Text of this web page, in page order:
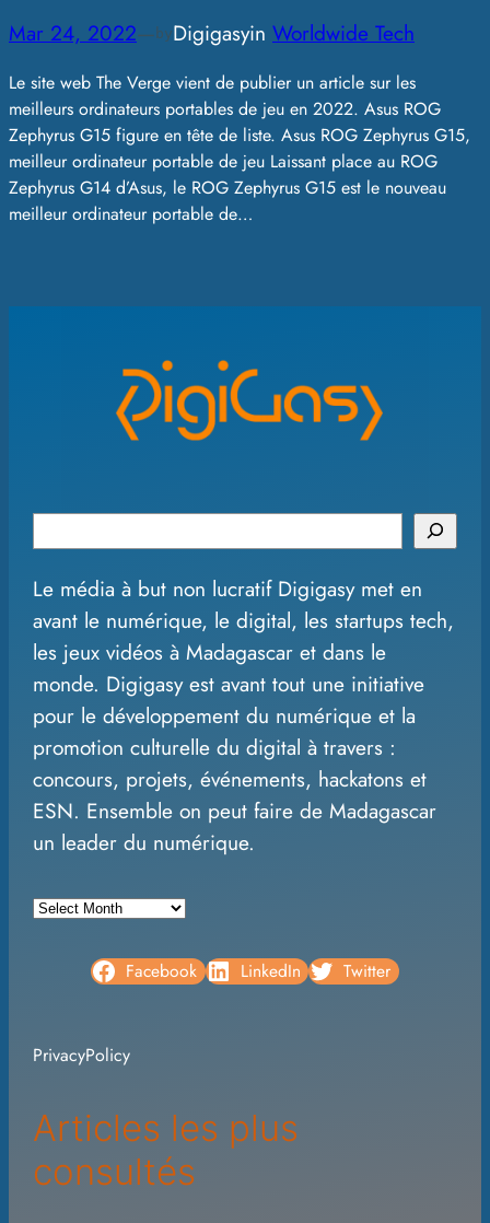
Mar 24, 2022— byDigigasyin Worldwide Tech
Le site web The Verge vient de publier un article sur les
meilleurs ordinateurs portables de jeu en 2022. Asus ROG
Zephyrus G15 figure en tête de liste. Asus ROG Zephyrus G15,
meilleur ordinateur portable de jeu Laissant place au ROG
Zephyrus G14 d’Asus, le ROG Zephyrus G15 est le nouveau
meilleur ordinateur portable de…
e
a
r
c
h
Le média à but non lucratif Digigasy met en
avant le numérique, le digital, les startups tech,
les jeux vidéos à Madagascar et dans le
monde. Digigasy est avant tout une initiative
pour le développement du numérique et la
promotion culturelle du digital à travers :
concours, projets, événements, hackatons et
ESN. Ensemble on peut faire de Madagascar
un leader du numérique.
A
v
s
Facebook LinkedIn Twitter
PrivacyPolicy
Articles les plus
consultés